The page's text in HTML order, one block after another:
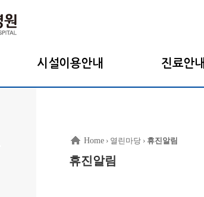
시설이용안내 진료안내
Home › 열린마당 › 휴진알림
휴진알림